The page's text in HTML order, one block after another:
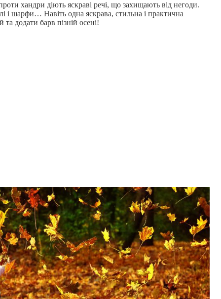
хандри діють яскраві речі, що захищають від негоди.
і шарфи… Навіть одна яскрава, стильна і практична
додати барв пізній осені!